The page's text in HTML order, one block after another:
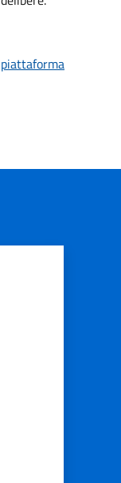
piattaforma